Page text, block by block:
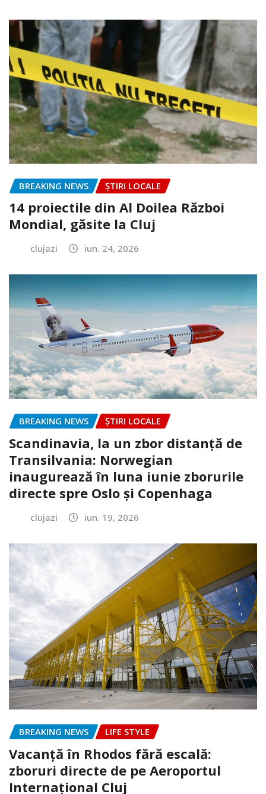
BREAKING NEWS ȘTIRI LOCALE
14 proiectile din Al Doilea Război
Mondial, găsite la Cluj
clujazi iun. 24, 2026
BREAKING NEWS ȘTIRI LOCALE
Scandinavia, la un zbor distanță de
Transilvania: Norwegian
inaugurează în luna iunie zborurile
directe spre Oslo și Copenhaga
clujazi iun. 19, 2026
BREAKING NEWS LIFE STYLE
Vacanță în Rhodos fără escală:
zboruri directe de pe Aeroportul
Internațional Cluj